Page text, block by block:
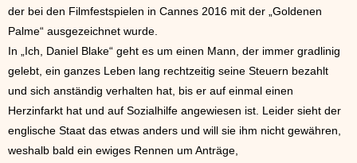
der bei den Filmfestspielen in Cannes 2016 mit der „Goldenen
Palme“ ausgezeichnet wurde.
In „Ich, Daniel Blake“ geht es um einen Mann, der immer gradlinig
gelebt, ein ganzes Leben lang rechtzeitig seine Steuern bezahlt
und sich anständig verhalten hat, bis er auf einmal einen
Herzinfarkt hat und auf Sozialhilfe angewiesen ist. Leider sieht der
englische Staat das etwas anders und will sie ihm nicht gewähren,
weshalb bald ein ewiges Rennen um Anträge,